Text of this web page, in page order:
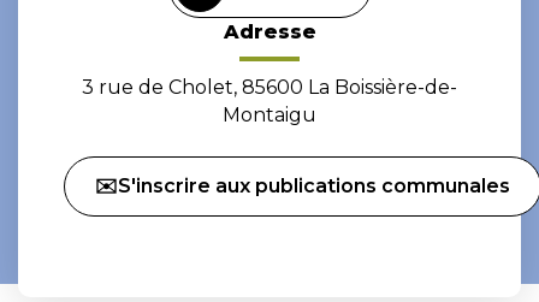
Adresse
3 rue de Cholet, 85600 La Boissière-de-
Montaigu
✉️S'inscrire aux publications communales